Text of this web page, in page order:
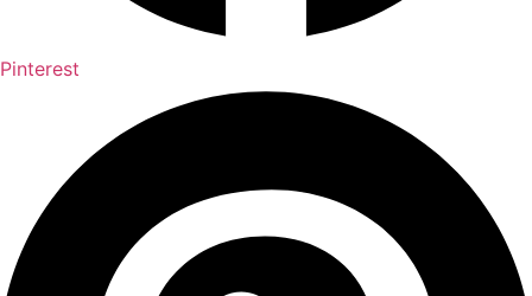
Pinterest